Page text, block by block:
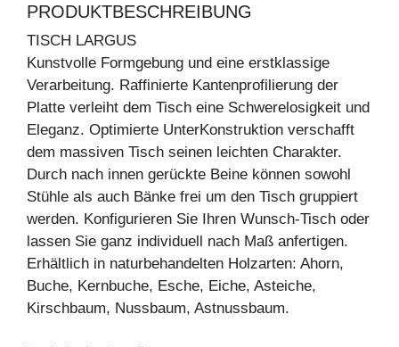
PRODUKTBESCHREIBUNG
TISCH LARGUS
Kunstvolle Formgebung und eine erstklassige
Verarbeitung. Raffinierte Kantenprofilierung der
Platte verleiht dem Tisch eine Schwerelosigkeit und
Eleganz. Optimierte UnterKonstruktion verschafft
dem massiven Tisch seinen leichten Charakter.
Durch nach innen gerückte Beine können sowohl
Stühle als auch Bänke frei um den Tisch gruppiert
werden. Konfigurieren Sie Ihren Wunsch-Tisch oder
lassen Sie ganz individuell nach Maß anfertigen.
Erhältlich in naturbehandelten Holzarten: Ahorn,
Buche, Kernbuche, Esche, Eiche, Asteiche,
Kirschbaum, Nussbaum, Astnussbaum.